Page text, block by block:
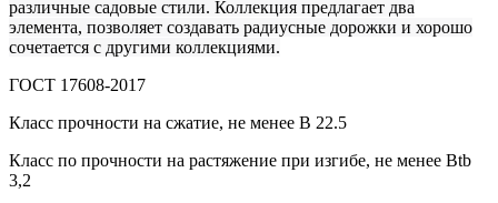
различные садовые стили. Коллекция предлагает два
элемента, позволяет создавать радиусные дорожки и хорошо
сочетается с другими коллекциями.
ГОСТ 17608-2017
Класс прочности на сжатие, не менее В 22.5
Класс по прочности на растяжение при изгибе, не менее Вtb
3,2